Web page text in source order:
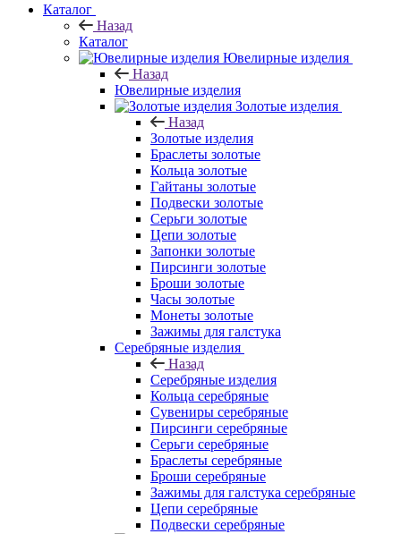
Каталог
Назад
Каталог
Ювелирные изделия
Назад
Ювелирные изделия
Золотые изделия
Назад
Золотые изделия
Браслеты золотые
Кольца золотые
Гайтаны золотые
Подвески золотые
Серьги золотые
Цепи золотые
Запонки золотые
Пирсинги золотые
Броши золотые
Часы золотые
Монеты золотые
Зажимы для галстука
Серебряные изделия
Назад
Серебряные изделия
Кольца серебряные
Сувениры серебряные
Пирсинги серебряные
Серьги серебряные
Браслеты серебряные
Броши серебряные
Зажимы для галстука серебряные
Цепи серебряные
Подвески серебряные